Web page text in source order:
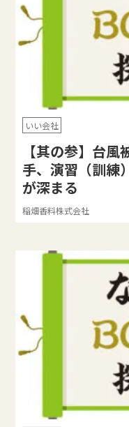
いい会社
【其の参】台
手、演習（訓練
が深まる
稲畑香料株式会社